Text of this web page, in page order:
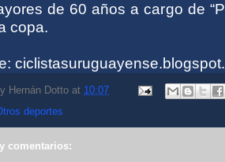
de 60 años a cargo de
copa.
Hernán Dotto at 10:07
deportes
comentarios: